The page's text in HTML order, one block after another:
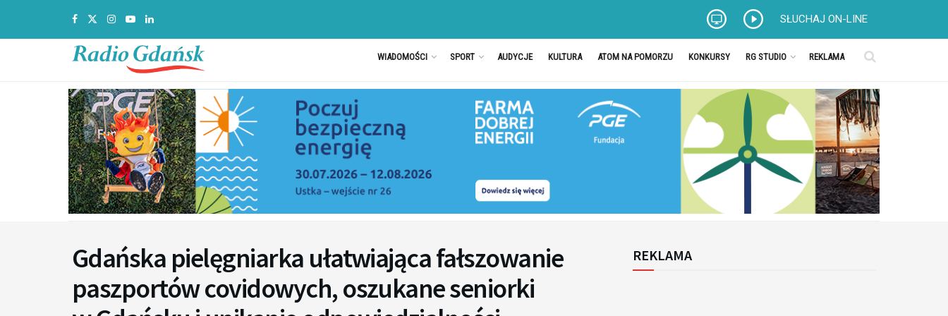
SŁUCHAJ ON-LINE
WIADOMOŚCI SPORT AUDYCJE KULTURA ATOM NA POMORZU KONKURSY RG STUDIO REKLAMA
Gdańska pielęgniarka ułatwiająca fałszowanie
paszportów covidowych, oszukane seniorki
REKLAMA